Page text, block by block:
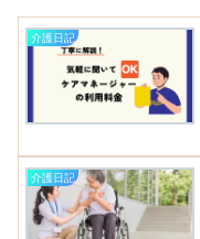
介護日記
介護日記